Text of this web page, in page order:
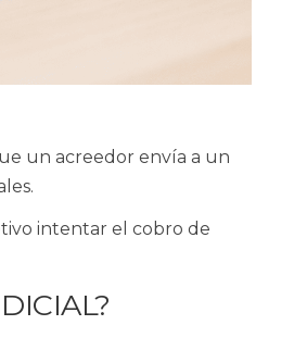
un acreedor envía a un
intentar el cobro de